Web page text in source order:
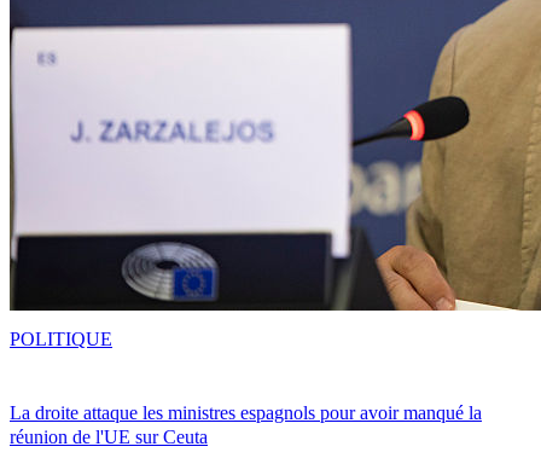
La droite attaque les ministres espagnols pour avoir manqué la
réunion de l'UE sur Ceuta
POLITIQUE